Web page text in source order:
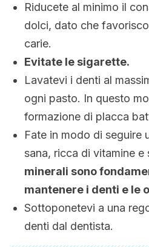
Riducete al minimo il
dolci, dato che
carie.
Evitate le sigarette.
Lavatevi i denti al
ogni pasto. In questo
formazione di placca
Fate in modo di seguire
sana, ricca di vitamine e
minerali sono
mantenere i denti e le
Sottoponetevi a una
denti dal dentista.